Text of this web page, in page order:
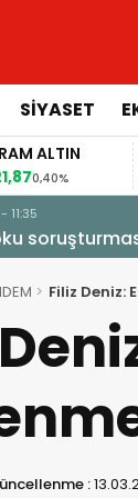
SİYASET
ALTIN
0,40%
11:35
Filiz Deniz:
: